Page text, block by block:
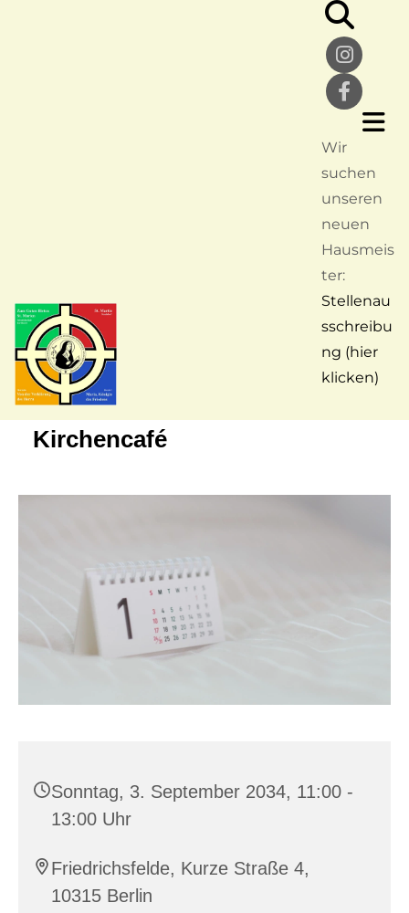
Wir
suchen
unseren
neuen
Hausmeis
ter:
Stellenau
sschreibu
ng (hier
klicken)
Kirchencafé
Sonntag, 3. September 2034, 11:00 -
13:00 Uhr
Friedrichsfelde, Kurze Straße 4,
10315 Berlin